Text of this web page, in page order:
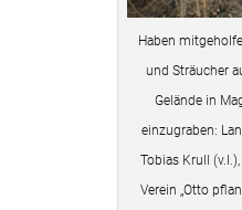
Haben
und Sträucher
Gelände in
einzugraben:
Tobias Krull
Verein „Otto